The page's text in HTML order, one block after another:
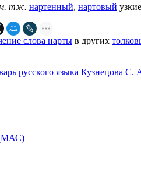
тж. нартенный, нартовый
слова нарты в других
русского языка Кузнецова С.
(МАС)